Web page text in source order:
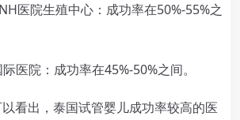
医院生殖中心：成功率在50%-55%之
院：成功率在45%-50%之间。
出，泰国试管婴儿成功率较高的医